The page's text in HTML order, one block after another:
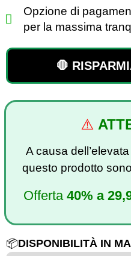
Opzione di
per la massima
🛑
⚠️
A causa
questo prodotto
Offerta 40% a
📦DISPONIBILITÀ IN